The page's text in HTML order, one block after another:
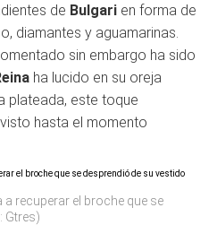
de Bulgari en forma de
diamantes y aguamarinas.
sin embargo ha sido
ha lucido en su oreja
plateada, este toque
hasta el momento
a recuperar el broche que se
Gtres)